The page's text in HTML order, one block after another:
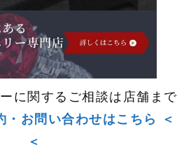
に関するご相談は店舗まで
・お問い合わせはこちら ＜
＜